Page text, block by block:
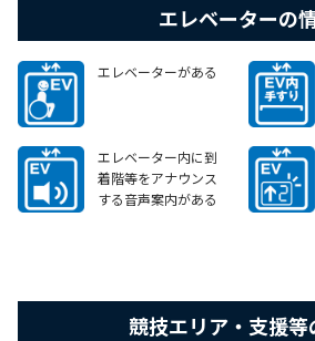
エレベーターの
エレベーターがある
エレベーター内に到
着階等をアナウンス
する音声案内がある
競技エリア・支援等